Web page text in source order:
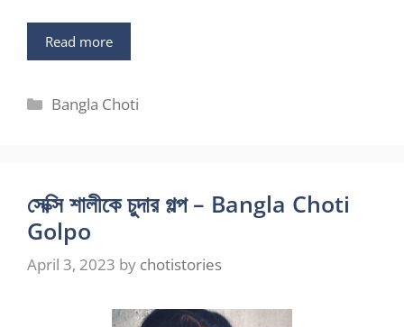
Read more
Categories
Bangla Choti
সেক্সি শালীকে চুদার গল্প – Bangla Choti
Golpo
April 3, 2023 by chotistories